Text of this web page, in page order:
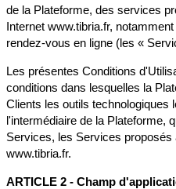
de la Plateforme, des services
Internet www.tibria.fr,
rendez-vous en ligne (les «
Les présentes Conditions
conditions dans lesquelles la
Clients les outils technologiques
l'intermédiaire de la Plateforme,
Services, les Services proposés
www.tibria.fr.
ARTICLE 2 - Champ